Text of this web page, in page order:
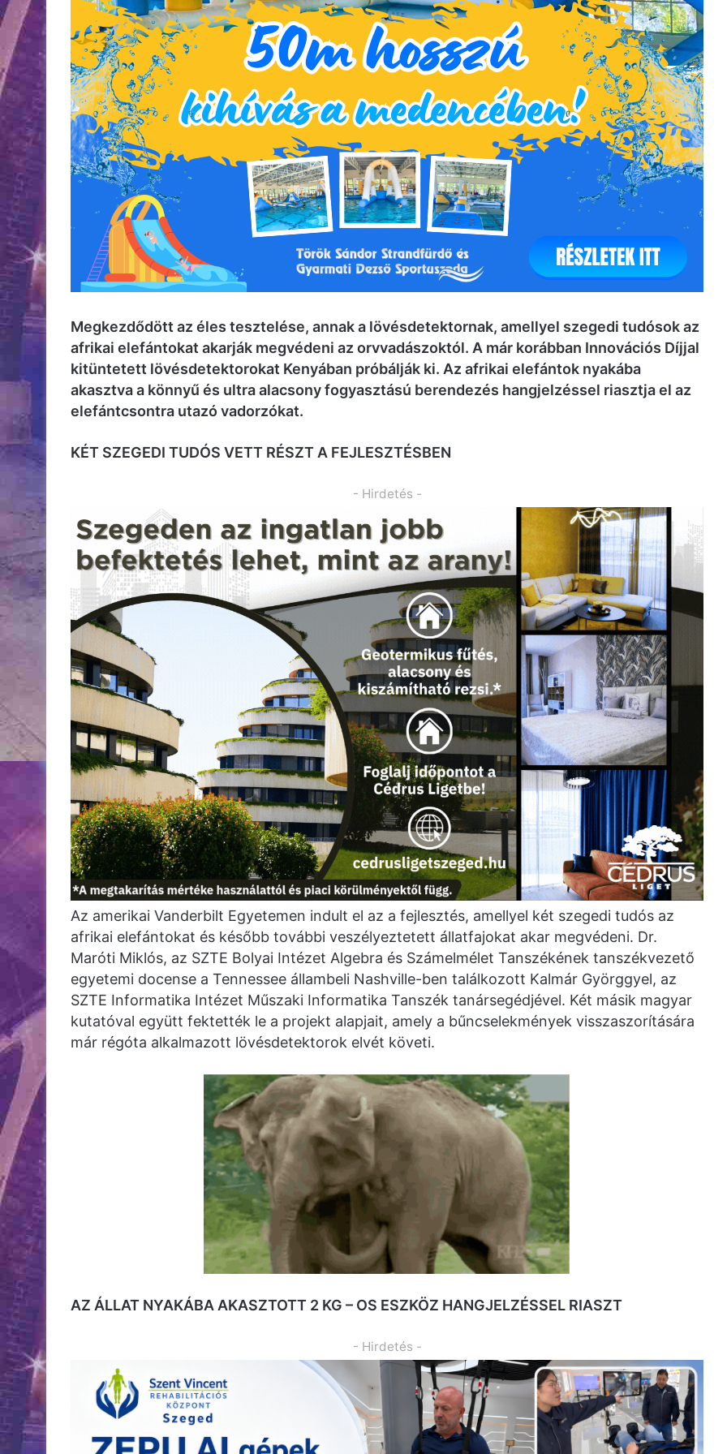
Megkezdődött az éles tesztelése, annak a lövésdetektornak, amellyel szegedi tudósok az
afrikai elefántokat akarják megvédeni az orvvadászoktól. A már korábban Innovációs Díjjal
kitüntetett lövésdetektorokat Kenyában próbálják ki. Az afrikai elefántok nyakába
akasztva a könnyű és ultra alacsony fogyasztású berendezés hangjelzéssel riasztja el az
elefántcsontra utazó vadorzókat.
KÉT SZEGEDI TUDÓS VETT RÉSZT A FEJLESZTÉSBEN
- Hirdetés -
Az amerikai Vanderbilt Egyetemen indult el az a fejlesztés, amellyel két szegedi tudós az
afrikai elefántokat és később további veszélyeztetett állatfajokat akar megvédeni. Dr.
Maróti Miklós, az SZTE Bolyai Intézet Algebra és Számelmélet Tanszékének tanszékvezető
egyetemi docense a Tennessee állambeli Nashville-ben találkozott Kalmár Györggyel, az
SZTE Informatika Intézet Műszaki Informatika Tanszék tanársegédjével. Két másik magyar
kutatóval együtt fektették le a projekt alapjait, amely a bűncselekmények visszaszorítására
már régóta alkalmazott lövésdetektorok elvét követi.
AZ ÁLLAT NYAKÁBA AKASZTOTT 2 KG – OS ESZKÖZ HANGJELZÉSSEL RIASZT
- Hirdetés -